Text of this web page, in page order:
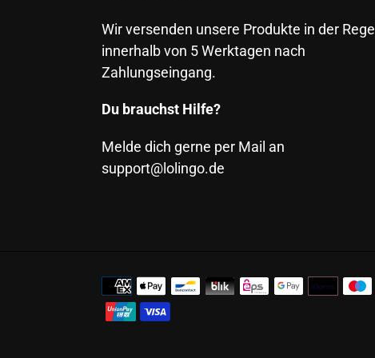
Wir versenden unsere Produkte in der Regel
innerhalb von 5 Werktagen nach
Zahlungseingang.
Du brauchst Hilfe?
Melde dich gerne per Mail an
support@lolingo.de
Zahlungsmethoden